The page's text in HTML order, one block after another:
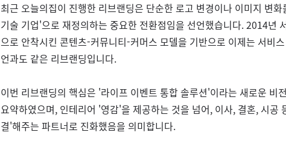
최근 오늘의집이 진행한 리브랜딩은 단순한 로고 변경이나 이미지 변
기술 기업'으로 재정의하는 중요한 전환점임을 선언했습니다. 2014년
으로 안착시킨 콘텐츠-커뮤니티-커머스 모델을 기반으로 이제는 서비
언과도 같은 리브랜딩입니다.
이번 리브랜딩의 핵심은 '라이프 이벤트 통합 솔루션'이라는 새로운 비
요약하였으며, 인테리어 '영감'을 제공하는 것을 넘어, 이사, 결혼, 시공
결'해주는 파트너로 진화했음을 의미합니다.